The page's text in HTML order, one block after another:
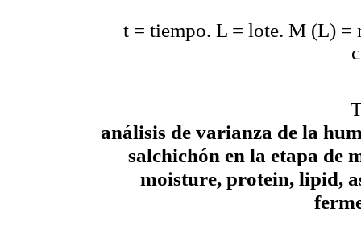
t = tiempo. L = lote. M (L) =
análisis de varianza de la
salchichón en la etapa de
moisture, protein, lipid,